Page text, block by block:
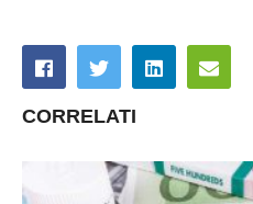
CORRELATI